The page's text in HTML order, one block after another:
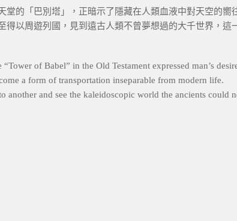
的「巴別塔」，正暗示了隱藏在人類血液中對天空的
以周遊列國，見到遠古人類不曾夢想過的大千世界，這
of Babel” in the Old Testament expressed man’s
a form of transportation inseparable from modern life.
and see the kaleidoscopic world the ancients could